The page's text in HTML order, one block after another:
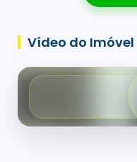
Vídeo do Imóvel